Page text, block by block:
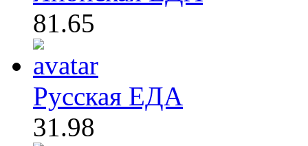
81.65
Русская ЕДА
31.98